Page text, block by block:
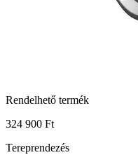
Rendelhető termék
324 900 Ft
Tereprendezés